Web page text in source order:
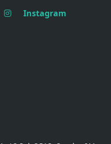
Instagram